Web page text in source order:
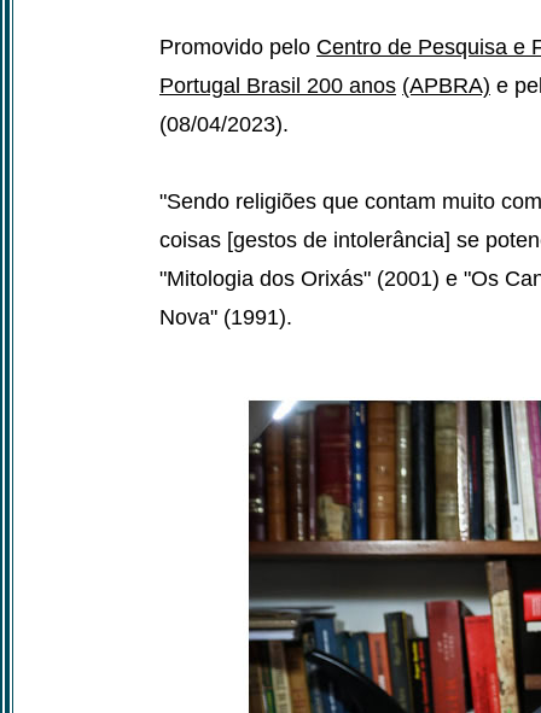
Promovido pelo Centro de Pesquisa e
Portugal Brasil 200 anos (APBRA) e
(08/04/2023).
"Sendo religiões que contam muito
coisas [gestos de intolerância] se
"Mitologia dos Orixás" (2001) e "Os
Nova" (1991).